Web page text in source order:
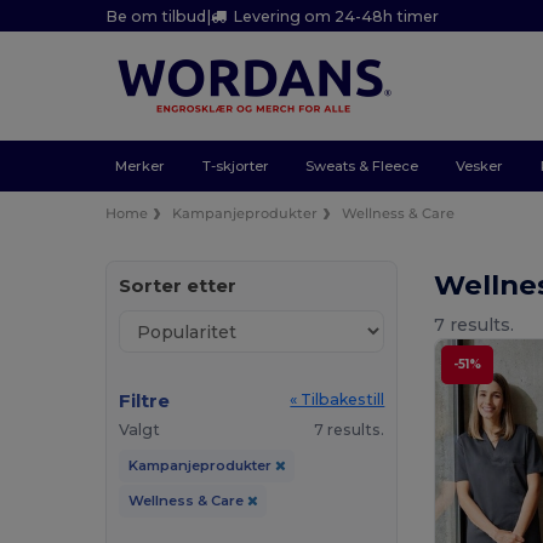
Be om tilbud| Levering om 24-48h timer
Merker T-skjorter Sweats & Fleece Vesker
Home Kampanjeprodukter Wellness & Care
Sorter etter
Filtre
« Tilbakestill
Valgt
7 results.
Kampanjeprodukter
Wellness & Care
7 results.
-51%